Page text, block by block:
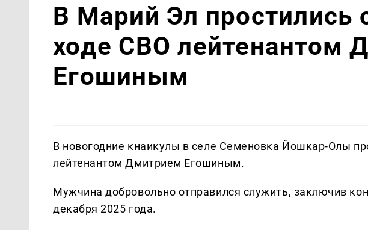
В Марий Эл простились
ходе СВО лейтенантом
Егошиным
В новогодние кнаикулы в селе Семеновка Йошкар-Олы
лейтенантом Дмитрием Егошиным.
Мужчина добровольно отправился служить, заключив
декабря 2025 года.